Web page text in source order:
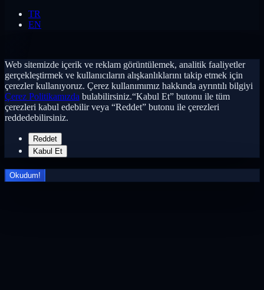
TR
EN
Web sitemizde içerik ve reklam görüntülemek, analitik faaliyetler
gerçekleştirmek ve kullanıcıların alışkanlıklarını takip etmek için
çerezler kullanıyoruz. Çerez kullanımımız hakkında ayrıntılı bilgiyi
Çerez Politikamızda bulabilirsiniz.“Kabul Et” butonu ile tüm
çerezleri kabul edebilir veya “Reddet” butonu ile çerezleri
reddedebilirsiniz.
Reddet
Kabul Et
Okudum!